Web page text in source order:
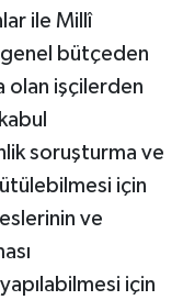
ile Millî
genel bütçeden
olan işçilerden
soruşturma ve
için
ve
için